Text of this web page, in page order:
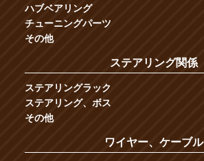
ハブベアリング
チューニングパーツ
その他
ステアリング関係
ステアリングラック
ステアリング、ボス
その他
ワイヤー、ケーブル